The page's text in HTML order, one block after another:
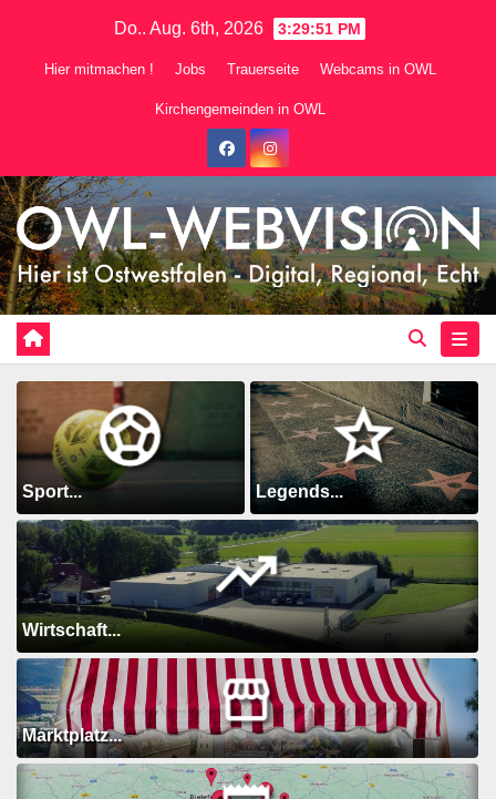
Do.. Aug. 6th, 2026 3:29:53 PM
Hier mitmachen ! Jobs Trauerseite Webcams in OWL
Kirchengemeinden in OWL
Sport... Legends...
Wirtschaft...
Marktplatz...